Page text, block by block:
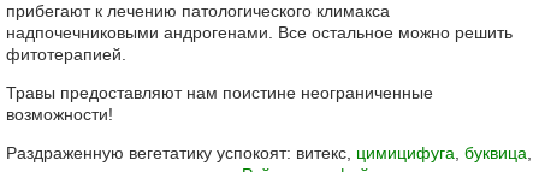
прибегают к лечению патологического климакса
надпочечниковыми андрогенами. Все остальное можно решить
фитотерапией.
Травы предоставляют нам поистине неограниченные
возможности!
Раздраженную вегетатику успокоят: витекс, цимицифуга буквица